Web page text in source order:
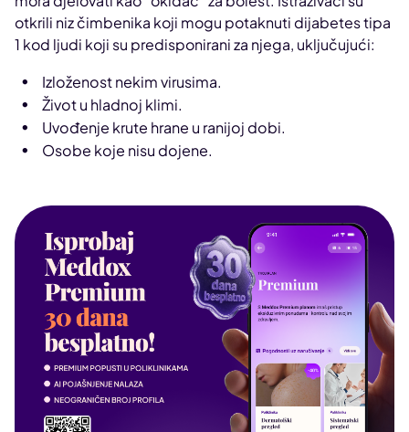
otkrili niz čimbenika koji mogu potaknuti dijabetes tipa
1 kod ljudi koji su predisponirani za njega, uključujući:
Izloženost nekim virusima.
Život u hladnoj klimi.
Uvođenje krute hrane u ranijoj dobi.
Osobe koje nisu dojene.